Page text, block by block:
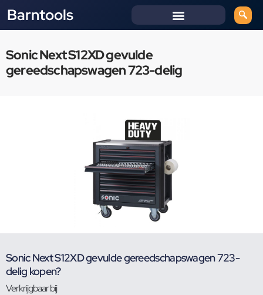
Barntools
Sonic Next S12XD gevulde
gereedschapswagen 723-delig
Sonic Next S12XD gevulde gereedschapswagen 723-
delig kopen?
Verkrijgbaar bij